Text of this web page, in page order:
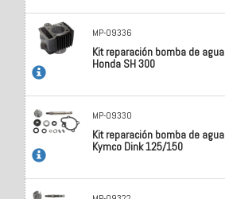
MP-09336
Kit reparación bomba de agua
Honda SH 300
MP-09330
Kit reparación bomba de agua
Kymco Dink 125/150